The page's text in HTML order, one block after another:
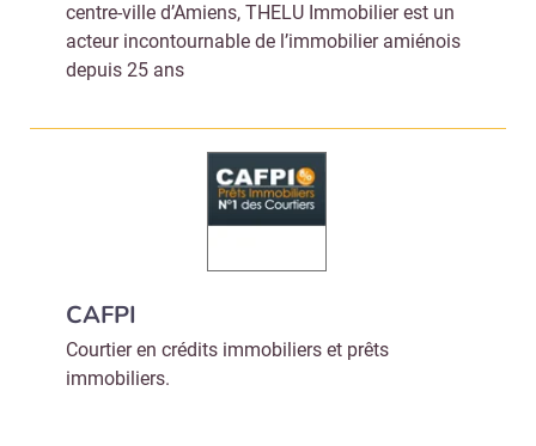
centre-ville d’Amiens, THELU Immobilier est un
acteur incontournable de l’immobilier amiénois
depuis 25 ans
CAFPI
Courtier en crédits immobiliers et prêts
immobiliers.